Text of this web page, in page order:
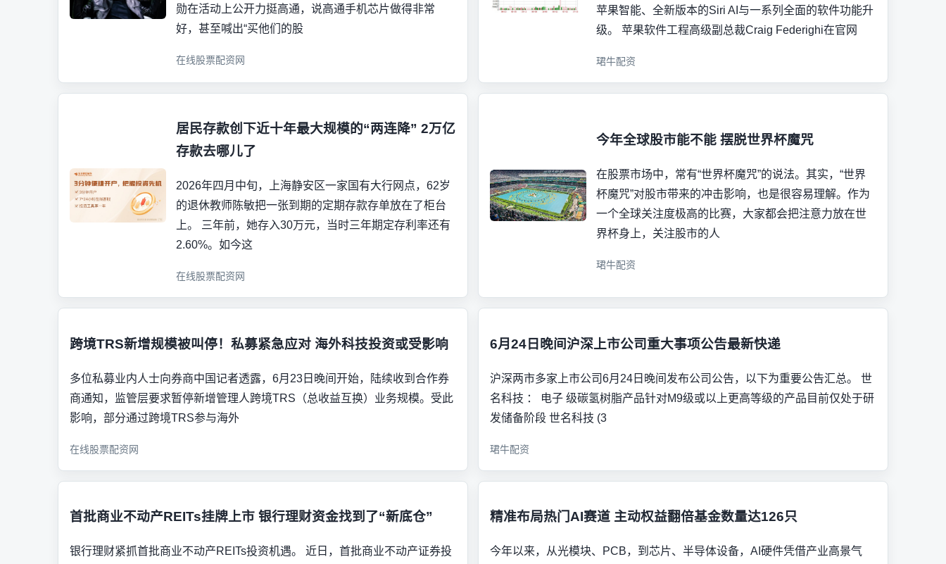
勋在活动上公开力挺高通，说高通手机芯片做得非常
好，甚至喊出“买他们的股
在线股票配资网
苹果智能、全新版本的Siri AI与一系列全面的软件功能升
级。 苹果软件工程高级副总裁Craig Federighi在官网
珺牛配资
居民存款创下近十年最大规模的“两连降” 2万亿
存款去哪儿了
2026年四月中旬，上海静安区一家国有大行网点，62岁
的退休教师陈敏把一张到期的定期存款存单放在了柜台
上。 三年前，她存入30万元，当时三年期定存利率还有
2.60%。如今这
在线股票配资网
今年全球股市能不能 摆脱世界杯魔咒
在股票市场中，常有“世界杯魔咒”的说法。其实，“世界
杯魔咒”对股市带来的冲击影响，也是很容易理解。作为
一个全球关注度极高的比赛，大家都会把注意力放在世
界杯身上，关注股市的人
珺牛配资
跨境TRS新增规模被叫停！私募紧急应对 海外科技投资或受影响
多位私募业内人士向券商中国记者透露，6月23日晚间开始，陆续收到合作券
商通知，监管层要求暂停新增管理人跨境TRS（总收益互换）业务规模。受此
影响，部分通过跨境TRS参与海外
在线股票配资网
6月24日晚间沪深上市公司重大事项公告最新快递
沪深两市多家上市公司6月24日晚间发布公司公告，以下为重要公告汇总。 世
名科技 ： 电子 级碳氢树脂产品针对M9级或以上更高等级的产品目前仅处于研
发储备阶段 世名科技 (3
珺牛配资
首批商业不动产REITs挂牌上市 银行理财资金找到了“新底仓”
银行理财紧抓首批商业不动产REITs投资机遇。 近日，首批商业不动产证券投
精准布局热门AI赛道 主动权益翻倍基金数量达126只
今年以来，从光模块、PCB，到芯片、半导体设备，AI硬件凭借产业高景气